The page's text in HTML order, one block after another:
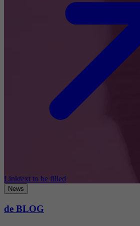
Linktext to be filled
News
de BLOG